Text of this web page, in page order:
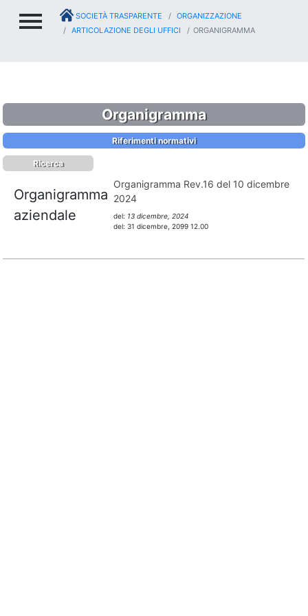
SOCIETÀ TRASPARENTE
ORGANIZZAZIONE
ARTICOLAZIONE DEGLI UFFICI
ORGANIGRAMMA
Organigramma
Riferimenti normativi
Ricerca
Organigramma
aziendale
Organigramma Rev.16 del 10 dicembre
2024
del: 13 dicembre, 2024
del:31 dicembre, 2099 12.00